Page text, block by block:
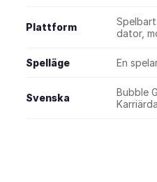
Plattform
dator,
Spelläge En
Svenska
Bubble